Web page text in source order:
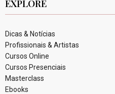
EXPLORE
Dicas & Notícias
Profissionais & Artistas
Cursos Online
Cursos Presenciais
Masterclass
Ebooks